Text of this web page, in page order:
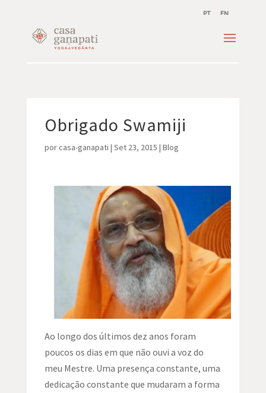
PT EN
Obrigado Swamiji
porcasa-ganapati | Set 23, 2015 | Blog
Ao longo dos últimos dez anos foram
poucos os dias em que não ouvi a voz do
meu Mestre. Uma presença constante, uma
dedicação constante que mudaram a forma